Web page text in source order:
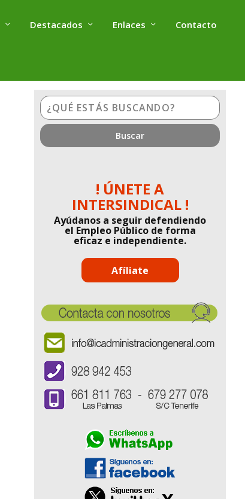
Destacados Enlaces Contacto
¿Qué
estás
buscando?
! ÚNETE A
INTERSINDICAL !
Ayúdanos a seguir defendiendo
el Empleo Público de forma
eficaz e independiente.
Afíliate